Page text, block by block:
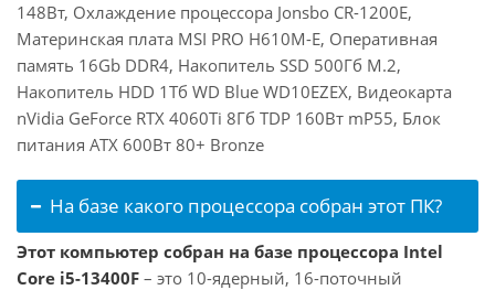
148Вт, Охлаждение процессора Jonsbo CR-1200E,
Материнская плата MSI PRO H610M-E, Оперативная
память 16Gb DDR4, Накопитель SSD 500Гб M.2,
Накопитель HDD 1Тб WD Blue WD10EZEX, Видеокарта
nVidia GeForce RTX 4060Ti 8Гб TDP 160Вт mP55, Блок
питания ATX 600Вт 80+ Bronze
На базе какого процессора собран этот ПК?
Этот компьютер собран на базе процессора Intel
Core i5-13400F – это 10-ядерный, 16-поточный